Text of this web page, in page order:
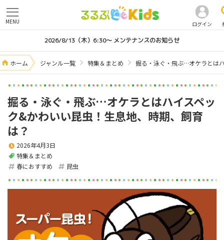
ログイン
MENU
2026/8/13（木）6:30～ メンテナンスのお知らせ
ホーム ジャンル一覧 特集＆まとめ 掘る・泳ぐ・飛ぶ…オケラとは
掘る・泳ぐ・飛ぶ…オケラとはハイスペッ
ク&かわいい昆虫！生息地、時期、飼育
は？
特集＆まとめ
2026年4月3日
春におすすめ 昆虫